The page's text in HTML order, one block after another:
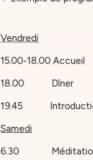
Vendredi
15.00-18.00 Accueil
18.00 Dîner
19.45
Samedi
6.30 Méditation